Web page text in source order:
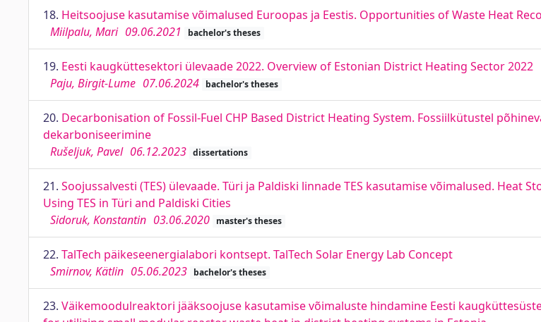
18. Heitsoojuse kasutamise võimalused Euroopas ja Eestis. Opportunities of Waste Heat
Miilpalu, Mari 09.06.2021 bachelor's theses
19. Eesti kaugküttesektori ülevaade 2022. Overview of Estonian District Heating Sector 2022
Paju, Birgit-Lume 07.06.2024 bachelor's theses
20. Decarbonisation of Fossil-Fuel CHP Based District Heating System. Fossiilkütustel
dekarboniseerimine
Rušeljuk, Pavel 06.12.2023 dissertations
21. Soojussalvesti (TES) ülevaade. Türi ja Paldiski linnade TES kasutamise võimalused. Heat
Using TES in Türi and Paldiski Cities
Sidoruk, Konstantin 03.06.2020 master's theses
22. TalTech päikeseenergialabori kontsept. TalTech Solar Energy Lab Concept
Smirnov, Kätlin 05.06.2023 bachelor's theses
23. Väikemoodulreaktori jääksoojuse kasutamise võimaluste hindamine Eesti